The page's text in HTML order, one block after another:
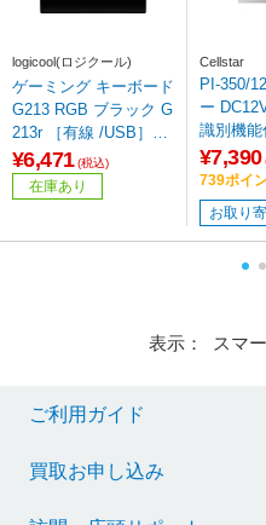
logicool(ロジクール)
ゲーミング キーボード
G213 RGB ブラック G
213r ［有線 /USB］
【864】
¥6,471 (税込)
在庫あり
Cellstar
PI-350/
ー
識別機能
¥7,390
739ポイ
お取り
表示： スマ
ご利用ガイド
買取お申し込み